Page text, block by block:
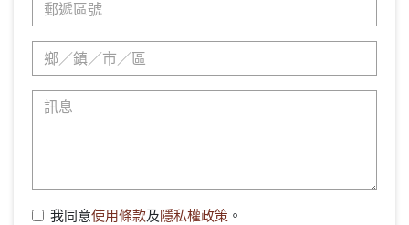
我同意使用條款及隱私權政策 。